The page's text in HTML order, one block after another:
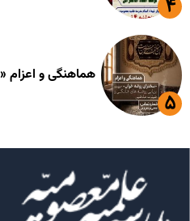
هماهنگی و